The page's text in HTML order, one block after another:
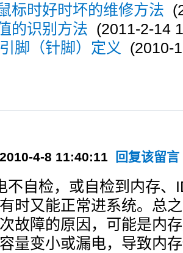
标时好时坏的维修方法
的识别方法 (2011-2-14
脚（针脚）定义
(2010-
4-8 11:40:11 回复该留言
不自检，或自检到内存、
时又能正常进系统。总
故障的原因，可能是内
量变小或漏电，导致内